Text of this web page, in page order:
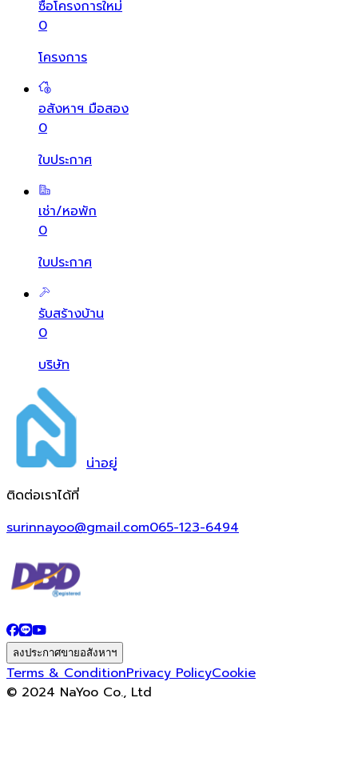
ซื้อโครงการใหม่
0
โครงการ
อสังหาฯ มือสอง
0
ใบประกาศ
เช่า/หอพัก
0
ใบประกาศ
รับสร้างบ้าน
0
บริษัท
น่าอยู่
ติดต่อเราได้ที่
surinnayoo@gmail.com065-123-6494
ลงประกาศขายอสังหาฯ
Terms & ConditionPrivacy PolicyCookie
© 2024 NaYoo Co., Ltd